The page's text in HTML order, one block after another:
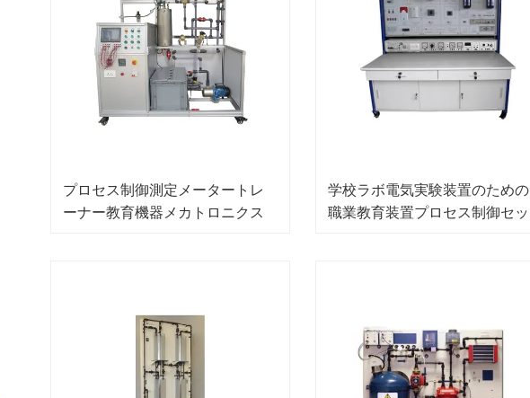
プロセス制御測定メータートレ
ーナー教育機器メカトロニクス
学校ラボ電気実験装置のための
職業教育装置プロセス制御セッ